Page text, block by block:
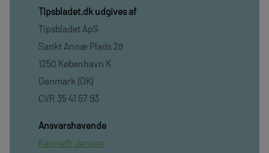
TIpsbladet.dk udgives af
Tipsbladet ApS
Sankt Annæ Plads 28
1250 København K
Denmark (DK)
CVR 35 41 57 93
Ansvarshavende
Kenneth Jensen